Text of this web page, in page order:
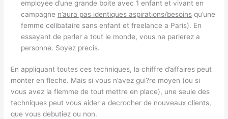
employee d’une grande boite avec 1 enfant et vivant en
campagne n’aura pas identiques aspirations/besoins qu’une
femme celibataire sans enfant et freelance a Paris). En
essayant de parler a tout le monde, vous ne parlerez a
personne. Soyez precis.
En appliquant toutes ces techniques, la chiffre d’affaires peut
monter en fleche. Mais si vous n’avez gui?re moyen (ou si
vous avez la flemme de tout mettre en place), une seule des
techniques peut vous aider a decrocher de nouveaux clients,
que vous debutiez ou non.